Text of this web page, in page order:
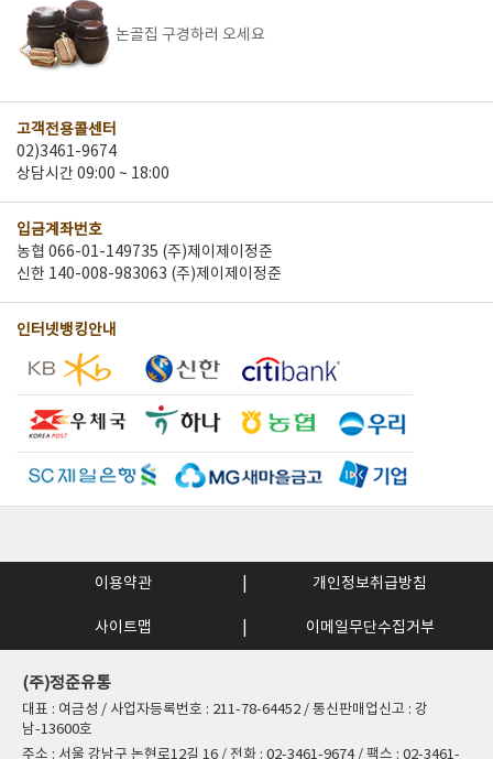
논골집 구경하러 오세요
고객전용콜센터
02)3461-9674
상담시간 09:00 ~ 18:00
입금계좌번호
농협 066-01-149735 (주)제이제이정준
신한 140-008-983063 (주)제이제이정준
인터넷뱅킹안내
이용약관 개인정보취급방침
사이트맵 이메일무단수집거부
(주)정준유통
대표 : 여금성 / 사업자등록번호 : 211-78-64452 / 통신판매업신고 : 강
남-13600호
주소 : 서울 강남구 논현로12길 16 / 전화 : 02-3461-9674 / 팩스 : 02-3461-